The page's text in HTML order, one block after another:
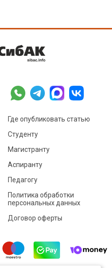
Где опубликовать статью
Студенту
Магистранту
Аспиранту
Педагогу
Политика обработки
персональных данных
Договор оферты